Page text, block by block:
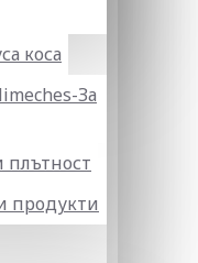
коса
За
плътност
продукти